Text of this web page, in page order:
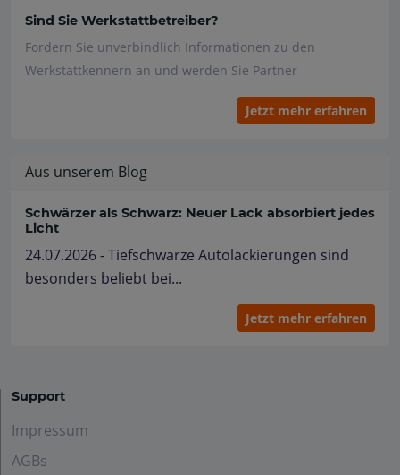
Sind Sie Werkstattbetreiber?
Fordern Sie unverbindlich Informationen zu den
Werkstattkennern an und werden Sie Partner
Jetzt mehr erfahren
Aus unserem Blog
Schwärzer als Schwarz: Neuer Lack absorbiert jedes
Licht
24.07.2026 - Tiefschwarze Autolackierungen sind
besonders beliebt bei...
Jetzt mehr erfahren
Support
Impressum
AGBs